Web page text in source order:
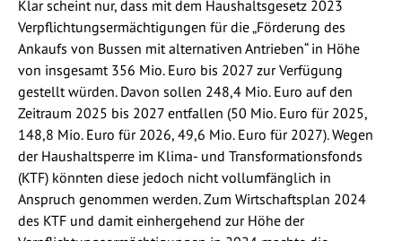
Klar scheint nur, dass mit dem Haushaltsgesetz 2023
Verpflichtungsermächtigungen für die „Förderung des
Ankaufs von Bussen mit alternativen Antrieben“ in Höhe
von insgesamt 356 Mio. Euro bis 2027 zur Verfügung
gestellt würden. Davon sollen 248,4 Mio. Euro auf den
Zeitraum 2025 bis 2027 entfallen (50 Mio. Euro für 2025,
148,8 Mio. Euro für 2026, 49,6 Mio. Euro für 2027). Wegen
der Haushaltsperre im Klima- und Transformationsfonds
(KTF) könnten diese jedoch nicht vollumfänglich in
Anspruch genommen werden. Zum Wirtschaftsplan 2024
des KTF und damit einhergehend zur Höhe der